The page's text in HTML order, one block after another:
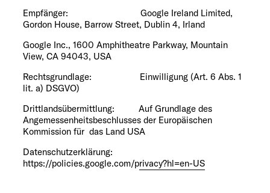
Empfänger: Google Ireland Limited,
Gordon House, Barrow Street, Dublin 4, Irland
Google Inc., 1600 Amphitheatre Parkway, Mountain
View, CA 94043, USA
Rechtsgrundlage: Einwilligung (Art. 6 Abs. 1
lit. a) DSGVO)
Drittlandsübermittlung: Auf Grundlage des
Angemessenheitsbeschlusses der Europäischen
Kommission für das Land USA
Datenschutzerklärung:
https://policies.google.com/privacy?hl=en-US